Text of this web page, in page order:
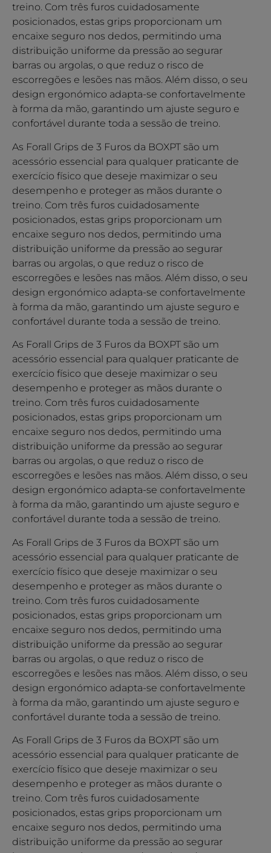
treino. Com três furos cuidadosamente
posicionados, estas grips proporcionam um
encaixe seguro nos dedos, permitindo uma
distribuição uniforme da pressão ao segurar
barras ou argolas, o que reduz o risco de
escorregões e lesões nas mãos. Além disso, o seu
design ergonómico adapta-se confortavelmente
à forma da mão, garantindo um ajuste seguro e
confortável durante toda a sessão de treino.
As Forall Grips de 3 Furos da BOXPT são um
acessório essencial para qualquer praticante de
exercício físico que deseje maximizar o seu
desempenho e proteger as mãos durante o
treino. Com três furos cuidadosamente
posicionados, estas grips proporcionam um
encaixe seguro nos dedos, permitindo uma
distribuição uniforme da pressão ao segurar
barras ou argolas, o que reduz o risco de
escorregões e lesões nas mãos. Além disso, o seu
design ergonómico adapta-se confortavelmente
à forma da mão, garantindo um ajuste seguro e
confortável durante toda a sessão de treino.
As Forall Grips de 3 Furos da BOXPT são um
acessório essencial para qualquer praticante de
exercício físico que deseje maximizar o seu
desempenho e proteger as mãos durante o
treino. Com três furos cuidadosamente
posicionados, estas grips proporcionam um
encaixe seguro nos dedos, permitindo uma
distribuição uniforme da pressão ao segurar
barras ou argolas, o que reduz o risco de
escorregões e lesões nas mãos. Além disso, o seu
design ergonómico adapta-se confortavelmente
à forma da mão, garantindo um ajuste seguro e
confortável durante toda a sessão de treino.
As Forall Grips de 3 Furos da BOXPT são um
acessório essencial para qualquer praticante de
exercício físico que deseje maximizar o seu
desempenho e proteger as mãos durante o
treino. Com três furos cuidadosamente
posicionados, estas grips proporcionam um
encaixe seguro nos dedos, permitindo uma
distribuição uniforme da pressão ao segurar
barras ou argolas, o que reduz o risco de
escorregões e lesões nas mãos. Além disso, o seu
design ergonómico adapta-se confortavelmente
à forma da mão, garantindo um ajuste seguro e
confortável durante toda a sessão de treino.
As Forall Grips de 3 Furos da BOXPT são um
acessório essencial para qualquer praticante de
exercício físico que deseje maximizar o seu
desempenho e proteger as mãos durante o
treino. Com três furos cuidadosamente
posicionados, estas grips proporcionam um
encaixe seguro nos dedos, permitindo uma
distribuição uniforme da pressão ao segurar